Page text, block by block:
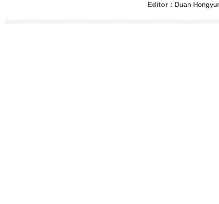
Editor： Duan